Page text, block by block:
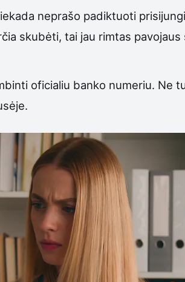
neprašo padiktuoti
skubėti, tai jau rimtas pavojaus
oficialiu banko numeriu. Ne